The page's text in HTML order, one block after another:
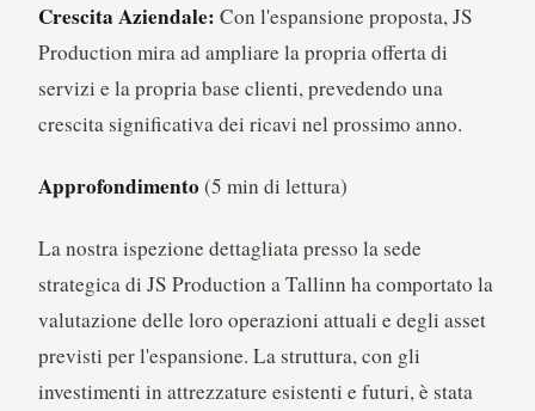
Crescita Aziendale: Con l'espansione proposta, JS
Production mira ad ampliare la propria offerta di
servizi e la propria base clienti, prevedendo una
crescita significativa dei ricavi nel prossimo anno.
Approfondimento (5 min di lettura)
La nostra ispezione dettagliata presso la sede
strategica di JS Production a Tallinn ha comportato la
valutazione delle loro operazioni attuali e degli asset
previsti per l'espansione. La struttura, con gli
investimenti in attrezzature esistenti e futuri, è stata